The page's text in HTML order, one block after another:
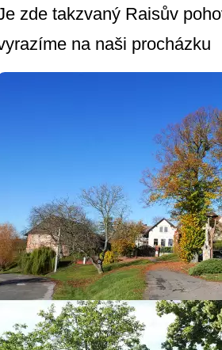
zde takzvaný Raisův
na naši procházku